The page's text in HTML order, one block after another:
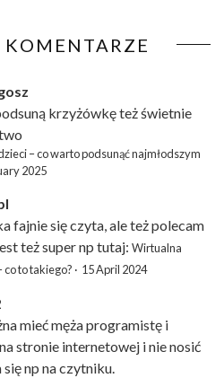
krzyżówkęteż świetnie
– co warto podsunąć najmłodszym
2025
fajnie się czyta, ale też polecam
też super np tutaj: Wirtualna
co to takiego? · 15 April 2024
mieć męża programistę i
stronie internetowej i nie nosić
np na czytniku.